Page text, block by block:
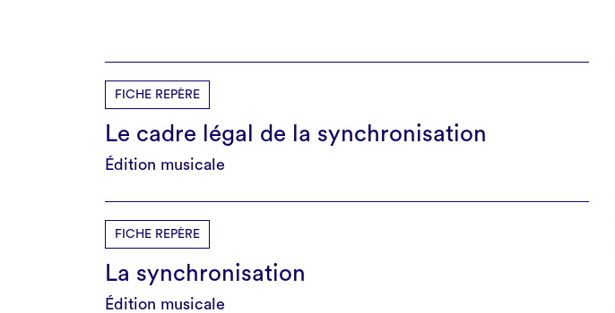
FICHE REPÈRE
Le cadre légal de la synchronisation
Édition musicale
FICHE REPÈRE
La synchronisation
Édition musicale